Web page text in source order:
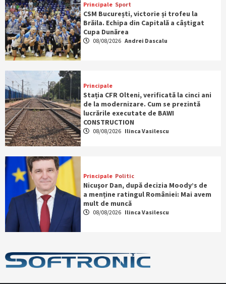
Principale Sport
CSM București, victorie și trofeu la
Brăila. Echipa din Capitală a câștigat
Cupa Dunărea
08/08/2026 Andrei Dascalu
Principale
Stația CFR Olteni, verificată la cinci ani
de la modernizare. Cum se prezintă
lucrările executate de BAWI
CONSTRUCTION
08/08/2026 Ilinca Vasilescu
Principale Politic
Nicuşor Dan, după decizia Moody’s de
a menține ratingul României: Mai avem
mult de muncă
08/08/2026 Ilinca Vasilescu